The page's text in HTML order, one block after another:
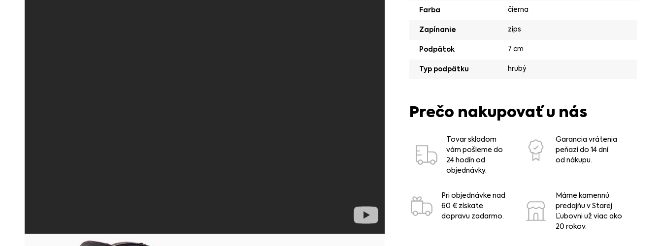
Farba čierna
Zapínanie zips
Podpätok 7 cm
Typ podpätku hrubý
Prečo nakupovať u nás
Tovar skladom
vám pošleme do
24 hodín od
objednávky.
Garancia vrátenia
peňazí do 14 dní
od nákupu.
Pri objednávke nad
60 € získate
dopravu zadarmo.
Máme kamennú
predajňu v Starej
Ľubovni už viac ako
20 rokov.